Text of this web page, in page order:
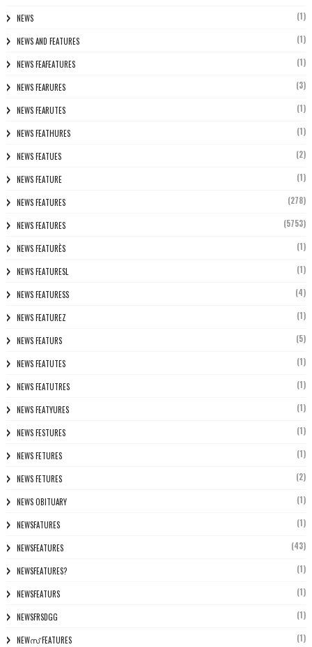
NEWS (1)
NEWS AND FEATURES (1)
NEWS FEAFEATURES (1)
NEWS FEARURES (3)
NEWS FEARUTES (1)
NEWS FEATHURES (1)
NEWS FEATUES (2)
NEWS FEATURE (1)
NEWS FEATURES (278)
NEWS FEATURES (5753)
NEWS FEATURÈS (1)
NEWS FEATURESL (1)
NEWS FEATURESS (4)
NEWS FEATUREZ (1)
NEWS FEATURS (5)
NEWS FEATUTES (1)
NEWS FEATUTRES (1)
NEWS FEATYURES (1)
NEWS FESTURES (1)
NEWS FETURES (1)
NEWS FETURES (2)
NEWS OBITUARY (1)
NEWSFATURES (1)
NEWSFEATURES (43)
NEWSFEATURES? (1)
NEWSFEATURS (1)
NEWSFRSDGG (1)
NEWസ് FEATURES (1)